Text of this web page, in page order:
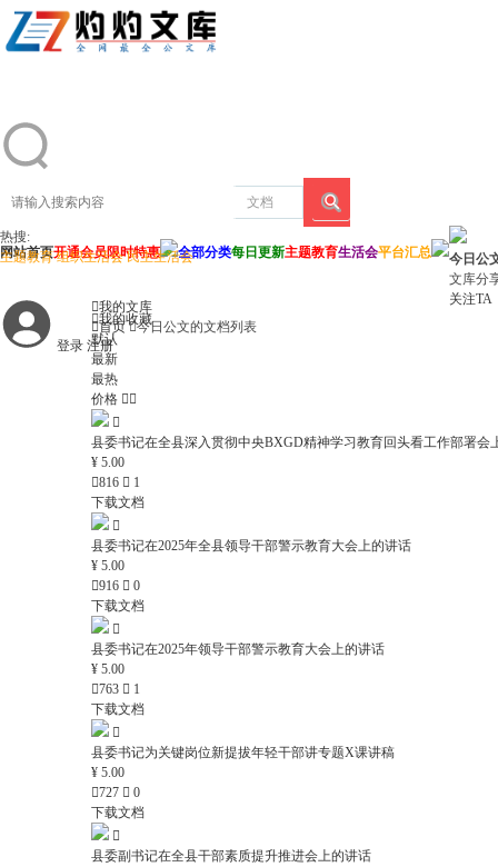
文档
搜
热搜:
主题教育组织生活会民主生活会
登录 注册
网站首页开通会员限时特惠 全部分类每日更新主题教育生活会平台汇总
我的文库
首页 今日公文的文档列表
今日公
文库分
关注TA
我的收藏
默认
最新
最热
价格 

县委书记在全县深入贯彻中央BXGD精神学习教育回头看工作部署会
¥ 5.00
816  1
下载文档

县委书记在2025年全县领导干部警示教育大会上的讲话
¥ 5.00
916  0
下载文档

县委书记在2025年领导干部警示教育大会上的讲话
¥ 5.00
763  1
下载文档

县委书记为关键岗位新提拔年轻干部讲专题X课讲稿
¥ 5.00
727  0
下载文档

县委副书记在全县干部素质提升推进会上的讲话